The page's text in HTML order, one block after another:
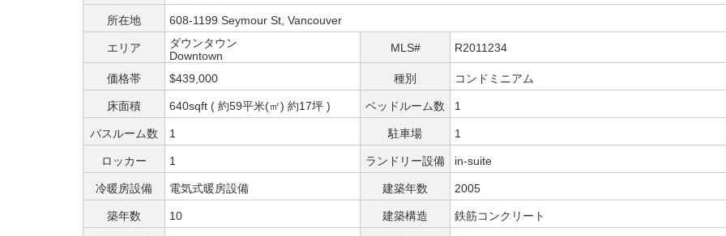
所在地 608-1199 Seymour St, Vancouver
エリア
ダウンタウン
Downtown
MLS# R2011234
価格帯 $439,000 種別 コンドミニアム
床面積 640sqft ( 約59平米(㎡) 約17坪 ) ベッドルーム数 1
バスルーム数 1 駐車場 1
ロッカー 1 ランドリー設備 in-suite
冷暖房設備 電気式暖房設備 建築年数 2005
築年数 10 建築構造 鉄筋コンクリート